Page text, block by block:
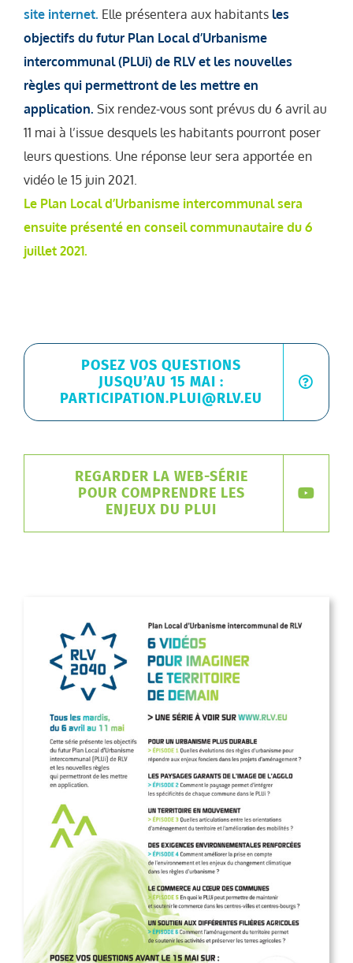
site internet. Elle présentera aux habitants les
objectifs du futur Plan Local d’Urbanisme
intercommunal (PLUi) de RLV et les nouvelles
règles qui permettront de les mettre en
application. Six rendez-vous sont prévus du 6 avril au
11 mai à l’issue desquels les habitants pourront poser
leurs questions. Une réponse leur sera apportée en
vidéo le 15 juin 2021.
Le Plan Local d’Urbanisme intercommunal sera
ensuite présenté en conseil communautaire du 6
juillet 2021.
POSEZ VOS QUESTIONS
JUSQU’AU 15 MAI :
PARTICIPATION.PLUI@RLV.EU
REGARDER LA WEB-SÉRIE
POUR COMPRENDRE LES
ENJEUX DU PLUI